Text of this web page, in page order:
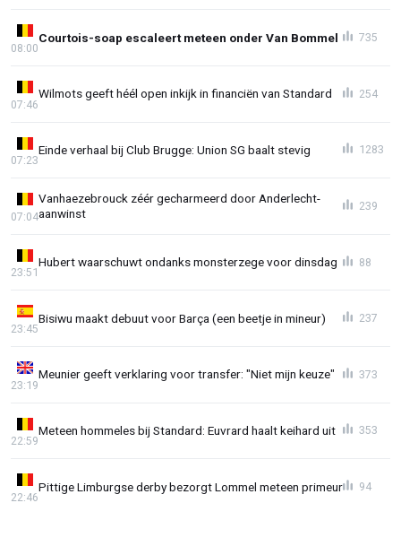
Courtois-soap escaleert meteen onder Van Bommel
08:00
735
Wilmots geeft héél open inkijk in financiën van Standard
07:46
254
Einde verhaal bij Club Brugge: Union SG baalt stevig
07:23
1283
Vanhaezebrouck zéér gecharmeerd door Anderlecht-
aanwinst
07:04
239
Hubert waarschuwt ondanks monsterzege voor dinsdag
23:51
88
Bisiwu maakt debuut voor Barça (een beetje in mineur)
23:45
237
Meunier geeft verklaring voor transfer: "Niet mijn keuze"
23:19
373
Meteen hommeles bij Standard: Euvrard haalt keihard uit
22:59
353
Pittige Limburgse derby bezorgt Lommel meteen primeur
22:46
94